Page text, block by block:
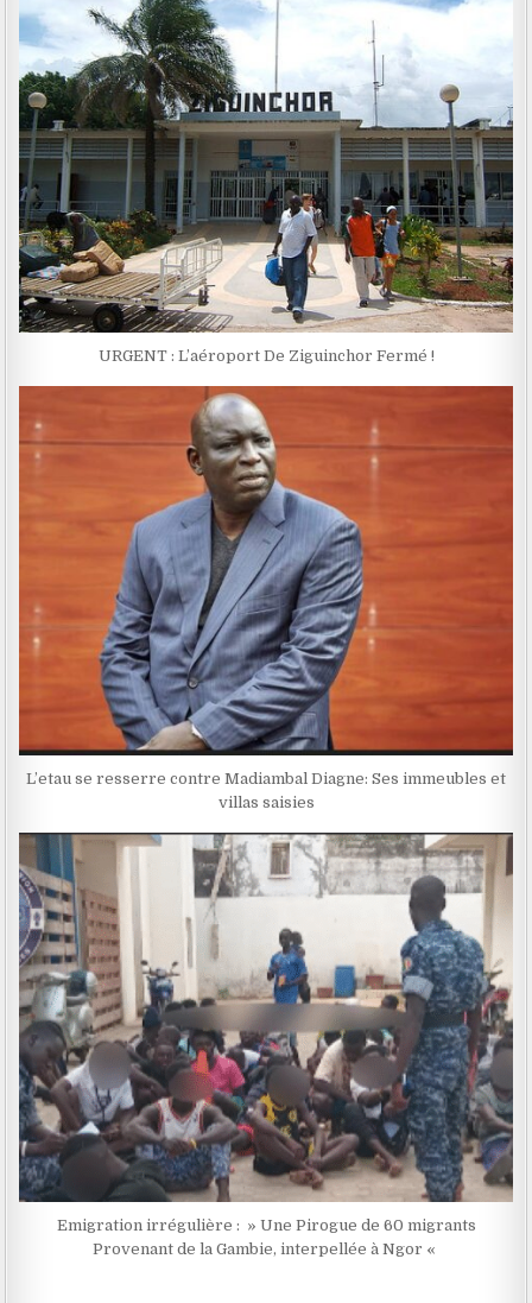
URGENT : L’aéroport De Ziguinchor Fermé !
L’etau se resserre contre Madiambal Diagne: Ses immeubles et
villas saisies
Emigration irrégulière : » Une Pirogue de 60 migrants
Provenant de la Gambie, interpellée à Ngor «